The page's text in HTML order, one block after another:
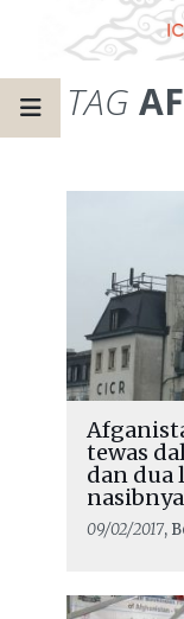
TAG
tewas
dan dua
nasibnya
09/02/2017,